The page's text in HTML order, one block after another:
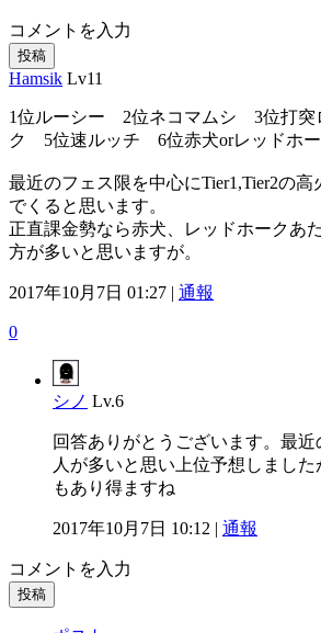
コメントを入力
投稿
Hamsik Lv11
1位ルーシー 2位ネコマムシ 3位打突
ク 5位速ルッチ 6位赤犬orレッドホ
最近のフェス限を中心にTier1,Tier2の
でくると思います。
正直課金勢なら赤犬、レッドホークあ
方が多いと思いますが。
2017年10月7日 01:27 | 通報
0
シノ Lv.6
回答ありがとうございます。最
人が多いと思い上位予想しまし
もあり得ますね
2017年10月7日 10:12 | 通報
コメントを入力
投稿